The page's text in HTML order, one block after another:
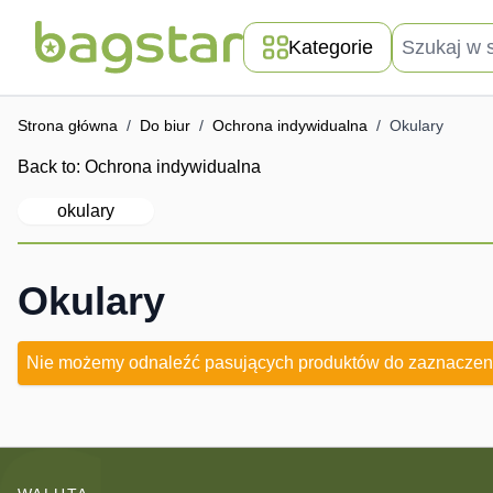
Kategorie
Szukaj w
Strona główna / Do biur / Ochrona indywidualna / Okulary
Back to: Ochrona indywidualna
okulary
Okulary
Nie możemy odnaleźć pasujących produktów do